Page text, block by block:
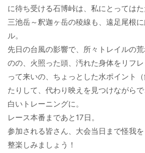
に待ち受ける石博峠は、私にとってはた
三池岳～釈迦ヶ岳の稜線も、遠足尾根
ル。
先日の台風の影響で、所々トレイルの
のの、火照った頭、汚れた身体をリフ
って来いの、ちょっとした水ポイント
たりして、代わり映えを見つけながら
白いトレーニングに。
レース本番まであと17日。
参加される皆さん、大会当日まで怪我
整楽しみましょう！